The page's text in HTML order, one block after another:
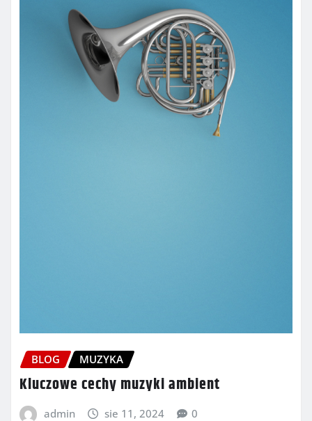
BLOG MUZYKA
Kluczowe cechy muzyki ambient
admin sie 11, 2024 0